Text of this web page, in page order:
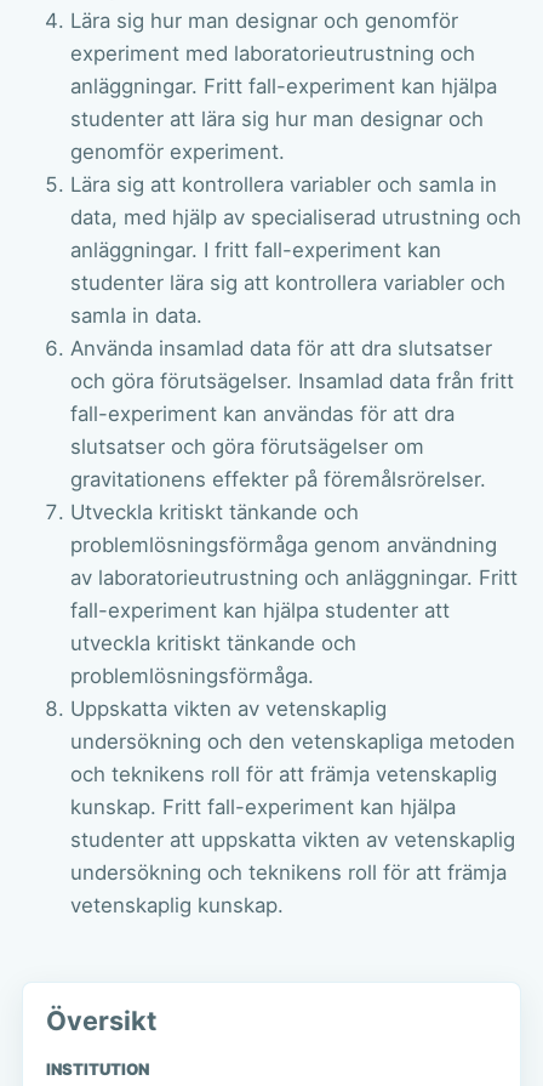
Lära sig hur man designar och genomför
experiment med laboratorieutrustning och
anläggningar. Fritt fall-experiment kan hjälpa
studenter att lära sig hur man designar och
genomför experiment.
Lära sig att kontrollera variabler och samla in
data, med hjälp av specialiserad utrustning och
anläggningar. I fritt fall-experiment kan
studenter lära sig att kontrollera variabler och
samla in data.
Använda insamlad data för att dra slutsatser
och göra förutsägelser. Insamlad data från fritt
fall-experiment kan användas för att dra
slutsatser och göra förutsägelser om
gravitationens effekter på föremålsrörelser.
Utveckla kritiskt tänkande och
problemlösningsförmåga genom användning
av laboratorieutrustning och anläggningar. Fritt
fall-experiment kan hjälpa studenter att
utveckla kritiskt tänkande och
problemlösningsförmåga.
Uppskatta vikten av vetenskaplig
undersökning och den vetenskapliga metoden
och teknikens roll för att främja vetenskaplig
kunskap. Fritt fall-experiment kan hjälpa
studenter att uppskatta vikten av vetenskaplig
undersökning och teknikens roll för att främja
vetenskaplig kunskap.
Översikt
INSTITUTION